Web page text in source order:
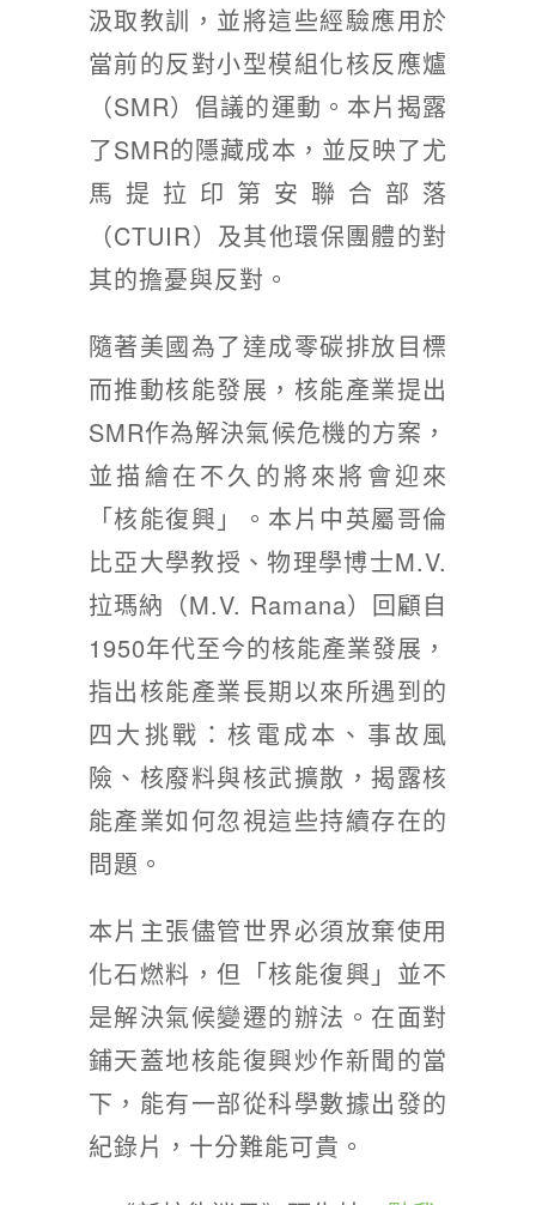
汲取教訓，並將這些經驗應用於
當前的反對小型模組化核反應爐
（SMR）倡議的運動。本片揭露
了SMR的隱藏成本，並反映了尤
馬提拉印第安聯合部落
（CTUIR）及其他環保團體的對
其的擔憂與反對。
隨著美國為了達成零碳排放目標
而推動核能發展，核能產業提出
SMR作為解決氣候危機的方案，
並描繪在不久的將來將會迎來
「核能復興」。本片中英屬哥倫
比亞大學教授、物理學博士M.V.
拉瑪納（M.V. Ramana）回顧自
1950年代至今的核能產業發展，
指出核能產業長期以來所遇到的
四大挑戰：核電成本、事故風
險、核廢料與核武擴散，揭露核
能產業如何忽視這些持續存在的
問題。
本片主張儘管世界必須放棄使用
化石燃料，但「核能復興」並不
是解決氣候變遷的辦法。在面對
鋪天蓋地核能復興炒作新聞的當
下，能有一部從科學數據出發的
紀錄片，十分難能可貴。